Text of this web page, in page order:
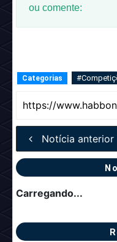
ou comente:
Categorias
Notícia anterior
Carregando...